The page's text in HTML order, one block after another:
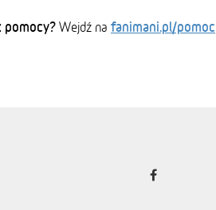
Wejdź na fanimani.pl/pomoc